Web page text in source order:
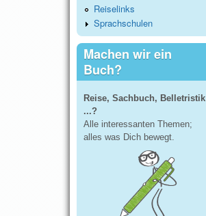
Reiselinks
Sprachschulen
Machen wir ein
Buch?
Reise, Sachbuch, Belletristik
...?
Alle interessanten Themen;
alles was Dich bewegt.